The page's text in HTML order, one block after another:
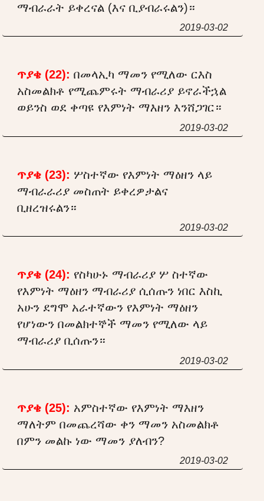
ማብራራት ይቀረናል (እና ቢያብራሩልን)።
2019-03-02
ጥያቄ (22): በመላኢካ ማመን የሚለው ርእስ
አስመልክቶ የሚጨምሩት ማብራሪያ ይኖራችኋል
ወይንስ ወደ ቀጣዩ የእምነት ማእዘን እንሸጋገር።
2019-03-02
ጥያቄ (23): ሦስተኛው የእምነት ማዕዘን ላይ
ማብራራሪያ መስጠት ይቀረዎታልና
ቢዘረዝሩልን።
2019-03-02
ጥያቄ (24): የስካሁኑ ማብራሪያ ሦ ስተኛው
የእምነት ማዕዘን ማብራሪያ ሲሰጡን ነበር እስኪ
አሁን ደግሞ አራተኛውን የእምነት ማዕዘን
የሆነውን በመልክተኞች ማመን የሚለው ላይ
ማብራሪያ ቢሰጡን።
2019-03-02
ጥያቄ (25): አምስተኛው የእምነት ማእዘን
ማለትም በመጨረሻው ቀን ማመን አስመልክቶ
በምን መልኩ ነው ማመን ያለብን?
2019-03-02